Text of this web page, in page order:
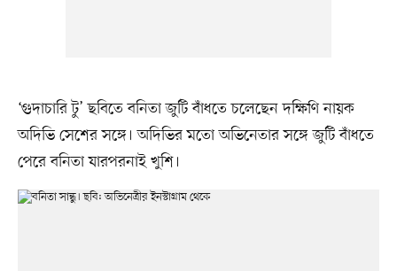
‘গুদাচারি টু’ ছবিতে বনিতা জুটি বাঁধতে চলেছেন দক্ষিণি নায়ক
অদিভি সেশের সঙ্গে। অদিভির মতো অভিনেতার সঙ্গে জুটি বাঁধতে
পেরে বনিতা যারপরনাই খুশি।